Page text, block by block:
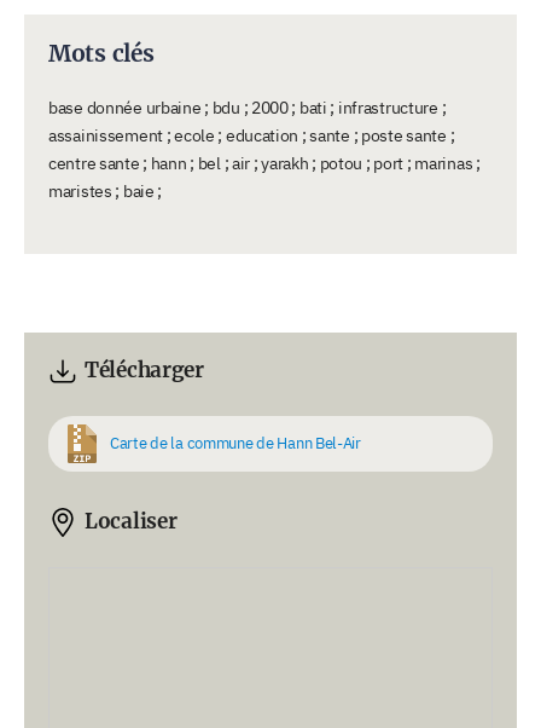
Mots clés
base donnée urbaine ; bdu ; 2000 ; bati ; infrastructure ;
assainissement ; ecole ; education ; sante ; poste sante ;
centre sante ; hann ; bel ; air ; yarakh ; potou ; port ; marinas ;
maristes ; baie ;
Télécharger
Carte de la commune de Hann Bel-Air
Localiser